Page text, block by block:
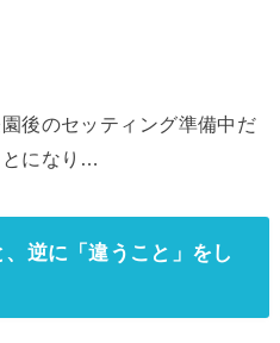
後のセッティング準備中だ
とになり…
逆に「違うこと」をし